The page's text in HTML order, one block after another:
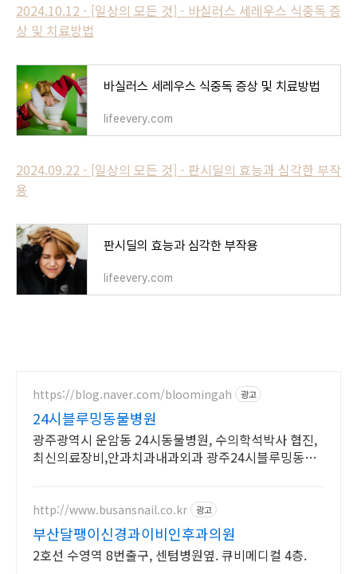
2024.10.12 - [일상의 모든 것] - 바실러스 세레우스 식중독 증
상 및 치료방법
바실러스 세레우스 식중독 증상 및 치료방법
lifeevery.com
2024.09.22 - [일상의 모든 것] - 판시딜의 효능과 심각한 부작
용
판시딜의 효능과 심각한 부작용
lifeevery.com
https://blog.naver.com/bloomingah 광고
24시블루밍동물병원
광주광역시 운암동 24시동물병원, 수의학석박사 협진,
최신의료장비,안과치과내과외과 광주24시블루밍동물
http://www.busansnail.co.kr 광고
부산달팽이신경과이비인후과의원
2호선 수영역 8번출구, 센텀병원옆. 큐비메디컬 4층.